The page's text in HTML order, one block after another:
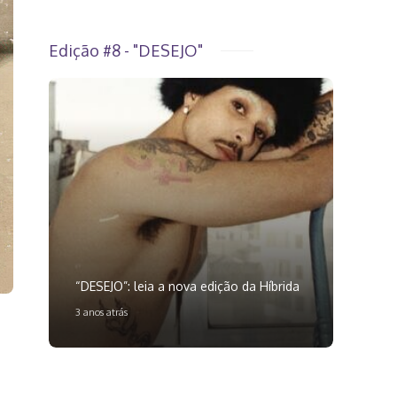
Edição #8 - "DESEJO"
“DESEJO”: leia a nova edição da Híbrida
3 anos atrás